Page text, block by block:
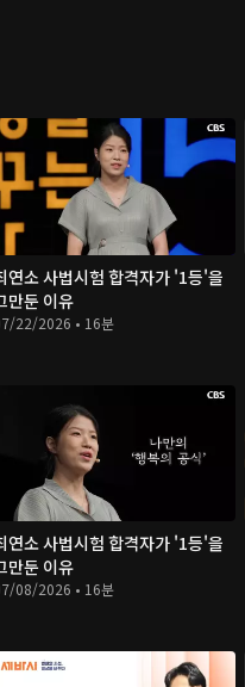
연소 사법시험 합격자가 '1등'을
만둔 이유
22/2026 • 16분
연소 사법시험 합격자가 '1등'을
만둔 이유
08/2026 • 16분